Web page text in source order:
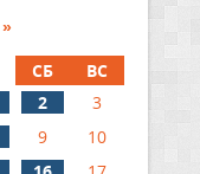
»
СБ
ВС
2
3
9
10